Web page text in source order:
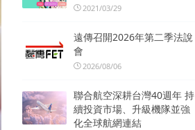
2021/03/29
遠傳召開2026年第二季法說
會
2026/08/06
聯合航空深耕台灣40週年 持
續投資市場、升級機隊並強
化全球航網連結